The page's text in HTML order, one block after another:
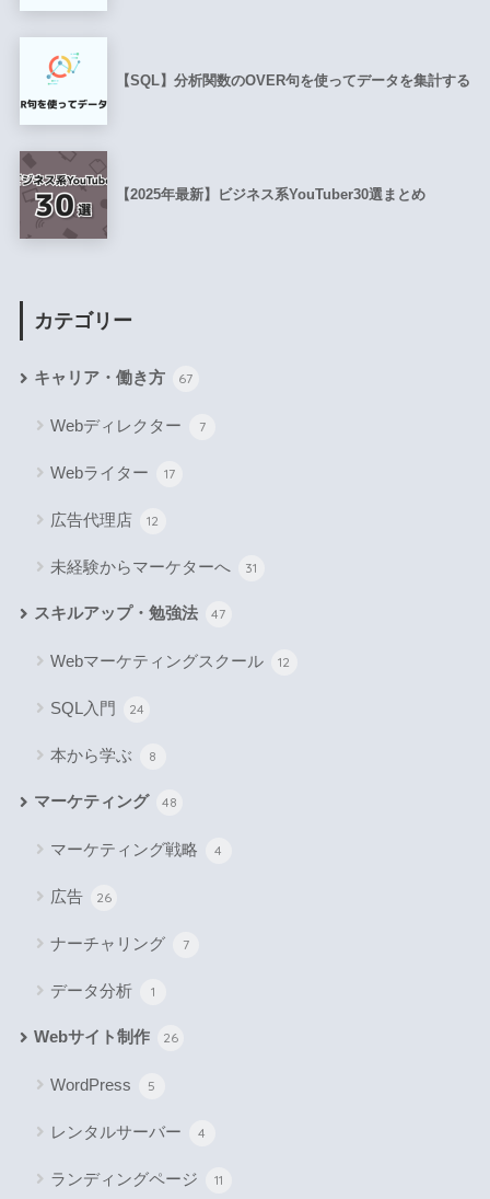
【SQL】分析関数のOVER句を使ってデータを集計する
【2025年最新】ビジネス系YouTuber30選まとめ
カテゴリー
キャリア・働き方 67
Webディレクター 7
Webライター 17
広告代理店 12
未経験からマーケターへ 31
スキルアップ・勉強法 47
Webマーケティングスクール 12
SQL入門 24
本から学ぶ 8
マーケティング 48
マーケティング戦略 4
広告 26
ナーチャリング 7
データ分析 1
Webサイト制作 26
WordPress 5
レンタルサーバー 4
ランディングページ 11